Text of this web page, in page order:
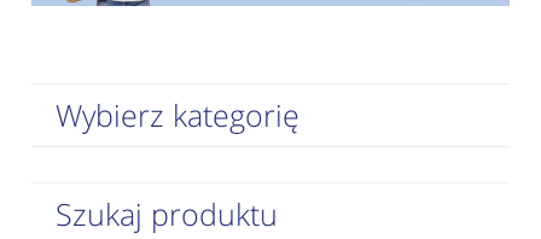
Wybierz kategorię
Szukaj produktu